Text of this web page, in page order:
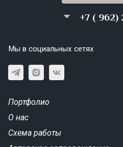
+7 ( 962)
Мы в социальных сетях
Портфолио
О нас
Схема работы